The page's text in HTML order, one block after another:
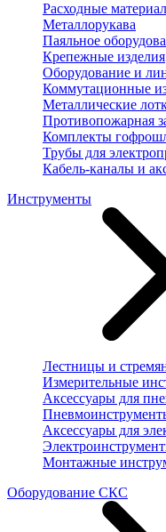
Расходные
Металлорукава
Паяльное
Крепежные изделия
Оборудование и
Коммутационные
Металлические
Противопожарная
Комплекты
Трубы для
Кабель-каналы и
Инструменты
Лестницы и
Измерительные
Аксессуары для
Аксессуары для
Монтажные
Оборудование СКС